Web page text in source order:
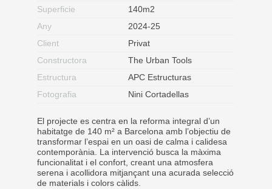
Superficie
140m2
Any
2024-25
Client
Privat
Constructora
The Urban Tools
Estructura
APC Estructuras
Fotografia
Nini Cortadellas
El projecte es centra en la reforma integral d’un
habitatge de 140 m² a Barcelona amb l’objectiu de
transformar l’espai en un oasi de calma i calidesa
contemporània. La intervenció busca la màxima
funcionalitat i el confort, creant una atmosfera
serena i acollidora mitjançant una acurada selecció
de materials i colors càlids.